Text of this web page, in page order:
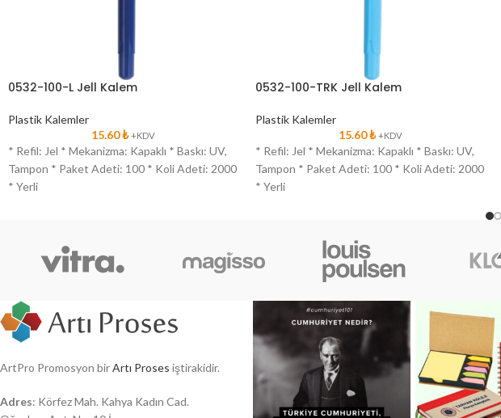
0532-100-L Jell Kalem
Plastik Kalemler
15.60₺ +KDV
* Refil: Jel * Mekanizma: Kapaklı * Baskı: UV,
Tampon * Paket Adeti: 100 * Koli Adeti: 2000
* Yerli
0532-100-TRK Jell Kalem
Plastik Kalemler
15.60₺ +KDV
* Refil: Jel * Mekanizma: Kapaklı * Baskı: UV,
Tampon * Paket Adeti: 100 * Koli Adeti: 2000
* Yerli
ArtPro Promosyon birArtı Proses iştirakidir.
Adres: Körfez Mah. Kahya Kadın Cad.